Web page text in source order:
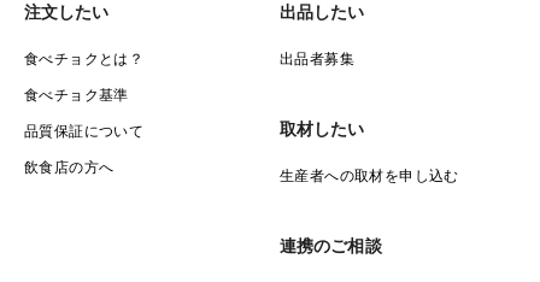
注文したい
食べチョクとは？
食べチョク基準
品質保証について
飲食店の方へ
出品したい
出品者募集
取材したい
生産者への取材を申し込む
連携のご相談